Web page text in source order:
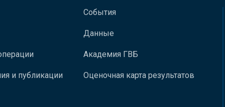
и публикации
События
Данные
Академия ГВБ
Оценочная карта результатов